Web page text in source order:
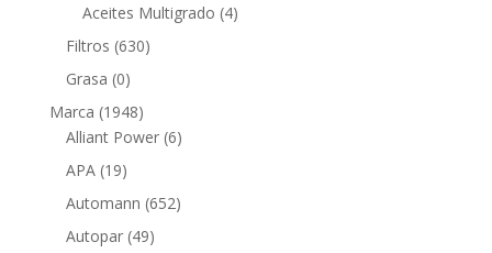
productos
Aceites Multigrado 44
Filtros 630630
Grasa 00
productos
Marca 19481948
productos
Alliant Power 66
APA 1919
productos
Automann 652652
Autopar 4949